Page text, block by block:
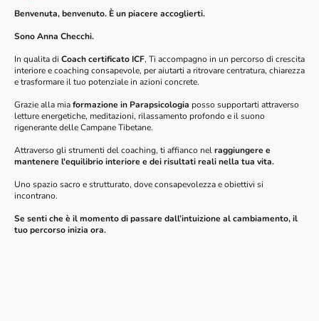
Benvenuta, benvenuto. È un piacere accoglierti.
Sono Anna Checchi.
In qualita di Coach certificato ICF, Ti accompagno in un percorso di crescita
interiore e coaching consapevole, per aiutarti a ritrovare centratura, chiarezza
e trasformare il tuo potenziale in azioni concrete.
Grazie alla miaformazione in Parapsicologia posso supportarti attraverso
letture energetiche, meditazioni, rilassamento profondo e il suono
rigenerante delle Campane Tibetane.
Attraverso gli strumenti del coaching, ti affianco nelraggiungere e
mantenere l'equilibrio interiore e dei risultati reali nella tua vita.
Uno spazio sacro e strutturato, dove consapevolezza e obiettivi si
incontrano.
Se senti che è il momento di passare dall’intuizione al cambiamento, il
tuo percorso inizia ora.